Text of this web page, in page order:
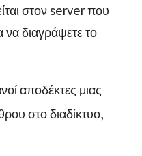
στον server που
να διαγράψετε το
αποδέκτες μιας
στο διαδίκτυο,